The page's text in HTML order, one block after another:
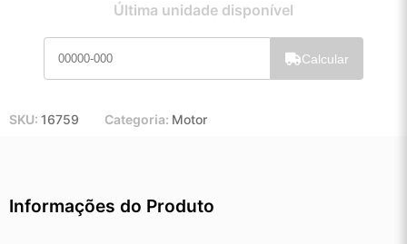
10x de R$ 16,54
11x de R$ 15,20
Última unidade disponível
Calcular
SKU: 16759 Categoria: Motor
Informações do Produto